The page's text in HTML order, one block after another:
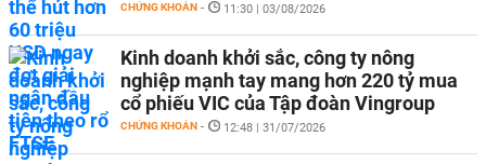
CHỨNG KHOÁN - 11:30 | 03/08/2026
Kinh doanh khởi sắc, công ty nông
nghiệp mạnh tay mang hơn 220 tỷ mua
cổ phiếu VIC của Tập đoàn Vingroup
CHỨNG KHOÁN - 12:48 | 31/07/2026